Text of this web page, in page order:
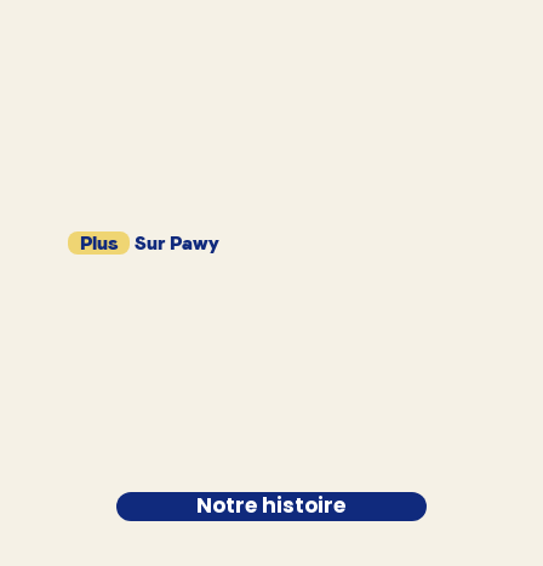
Plus Sur Pawy
Notre histoire